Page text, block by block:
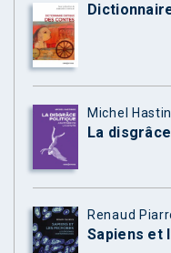
Michel
La
Renaud
Sapiens et